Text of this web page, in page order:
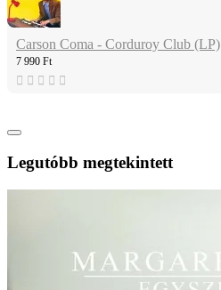
Carson Coma - Corduroy Club (LP)
7 990 Ft
Legutóbb megtekintett